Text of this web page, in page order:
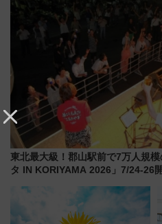
東北最大級！郡山駅前で7万人規
タ IN KORIYAMA 2026」7/24-26